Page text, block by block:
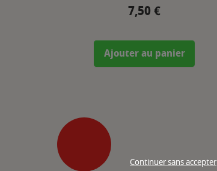
Prix
7,50 €
Ajouter au panier
Continuer sans accepter